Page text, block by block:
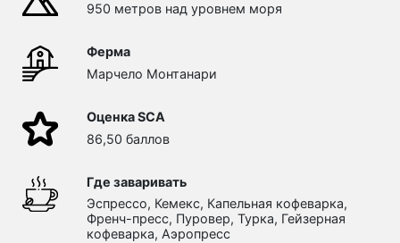
950 метров над уровнем моря
Ферма
Марчело Монтанари
Оценка SCA
86,50 баллов
Где заваривать
Эспрессо, Кемекс, Капельная кофеварка,
Френч-пресс, Пуровер, Турка, Гейзерная
кофеварка, Аэропресс